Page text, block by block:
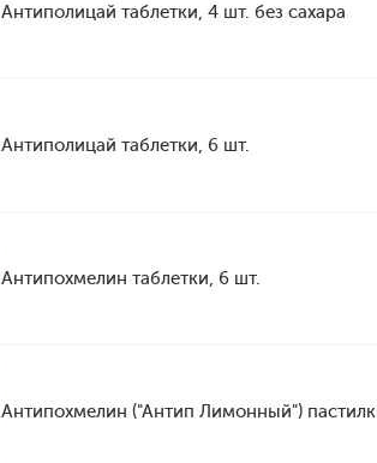
Антиполицай таблетки, 4 шт. без сахара
Антиполицай таблетки, 6 шт.
Антипохмелин таблетки, 6 шт.
Антипохмелин ("Антип Лимонный")